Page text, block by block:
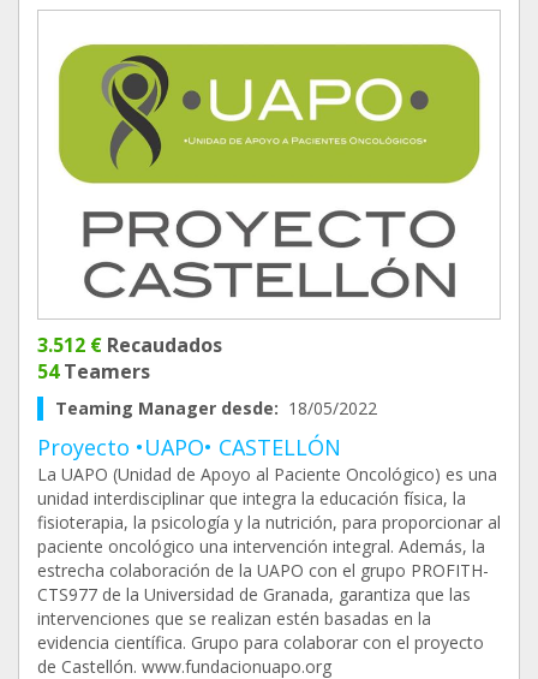
3.512 € Recaudados
54Teamers
Teaming Manager desde: 18/05/2022
Proyecto •UAPO• CASTELLÓN
La UAPO (Unidad de Apoyo al Paciente Oncológico) es una
unidad interdisciplinar que integra la educación física, la
fisioterapia, la psicología y la nutrición, para proporcionar al
paciente oncológico una intervención integral. Además, la
estrecha colaboración de la UAPO con el grupo PROFITH-
CTS977 de la Universidad de Granada, garantiza que las
intervenciones que se realizan estén basadas en la
evidencia científica. Grupo para colaborar con el proyecto
de Castellón. www.fundacionuapo.org